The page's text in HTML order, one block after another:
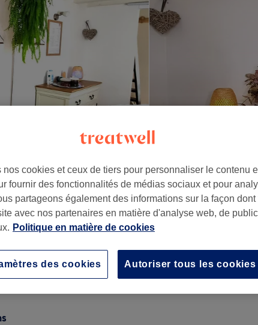
Epilation à la cire des jambes entières, des aisselles
1 hMa prestation en détail...
nos cookies et ceux de tiers pour personnaliser le contenu
fournir des fonctionnalités de médias sociaux et pour
partageons également des informations sur la façon dont
avec nos partenaires en matière d'analyse web, de
Politique en matière de cookies
Autoriser tous les cookies
des cookies